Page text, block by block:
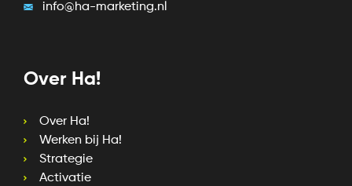
Over Ha!
Over Ha!
Werken bij Ha!
Strategie
Activatie
info@ha-marketing.nl